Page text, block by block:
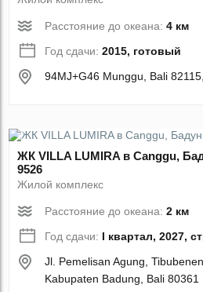
Расстояние до океана:4 км
Год сдачи:2015, готовый
94MJ+G46 Munggu, Bali
ЖК VILLA LUMIRA в Canggu,
9526
Жилой комплекс
Расстояние до океана:2 км
Год сдачи: I квартал, 2027,
Jl. Pemelisan Agung,
Kabupaten Badung, Bali 80361